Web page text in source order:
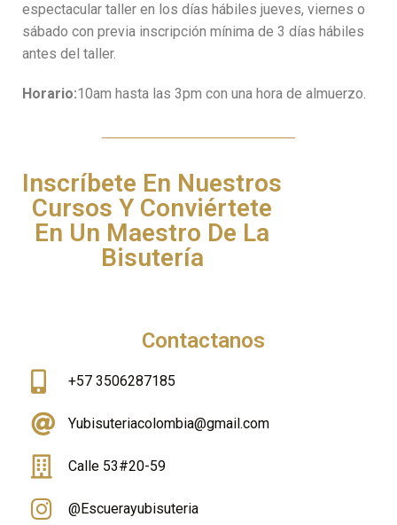
espectacular taller en los días hábiles jueves, viernes o
sábado con previa inscripción mínima de 3 días hábiles
antes del taller.
Horario:10am hasta las 3pm con una hora de almuerzo.
Inscríbete En Nuestros
Cursos Y Conviértete
En Un Maestro De La
Bisutería
Contactanos
+57 3506287185
Yubisuteriacolombia@gmail.com
Calle 53#20-59
@Escuerayubisuteria